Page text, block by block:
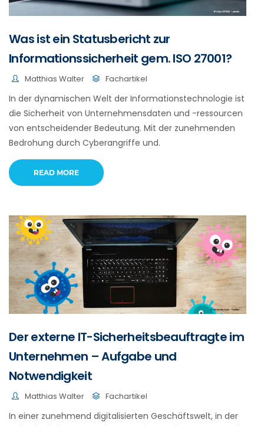
Was ist ein Statusbericht zur
Informationssicherheit gem. ISO 27001?
Matthias Walter Fachartikel
In der dynamischen Welt der Informationstechnologie ist
die Sicherheit von Unternehmensdaten und -ressourcen
von entscheidender Bedeutung. Mit der zunehmenden
Bedrohung durch Cyberangriffe und.
READ MORE
Der externe IT-Sicherheitsbeauftragte im
Unternehmen – Aufgabe und
Notwendigkeit
Matthias Walter Fachartikel
In einer zunehmend digitalisierten Geschäftswelt, in der